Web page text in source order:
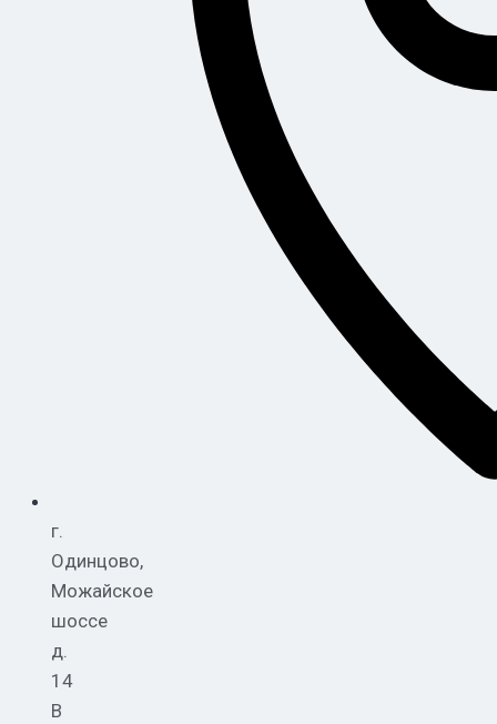
г.
Одинцово,
Можайское
шоссе
д.
14
В